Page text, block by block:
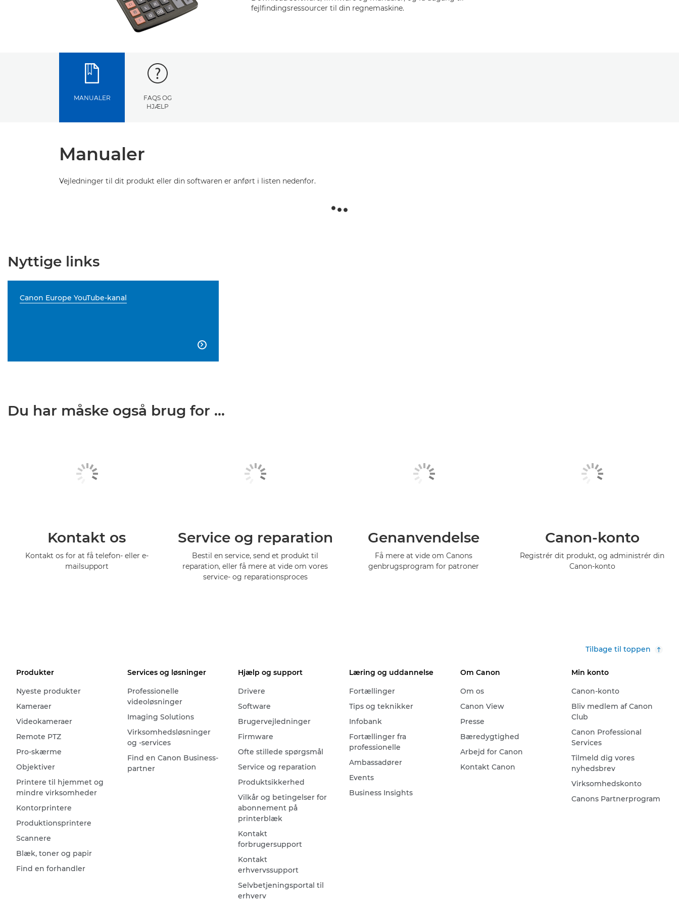
fejlfindingsressourcer til din regnemaskine.
MANUALER
FAQS OG
HJÆLP
Manualer
Vejledninger til dit produkt eller din softwaren er anført i listen nedenfor.
Nyttige links
Canon Europe YouTube-kanal

Du har måske også brug for ...
Kontakt os
Kontakt os for at få telefon- eller e-
mailsupport
Service og reparation
Bestil en service, send et produkt til
reparation, eller få mere at vide om vores
service- og reparationsproces
Genanvendelse
Få mere at vide om Canons
genbrugsprogram for patroner
Canon-konto
Registrér dit produkt, og administrér din
Canon-konto
Tilbage til toppen
Produkter
Nyeste produkter
Kameraer
Videokameraer
Remote PTZ
Pro-skærme
Objektiver
Printere til hjemmet og
mindre virksomheder
Kontorprintere
Produktionsprintere
Scannere
Blæk, toner og papir
Find en forhandler
Services og løsninger
Professionelle
videoløsninger
Imaging Solutions
Virksomhedsløsninger
og -services
Find en Canon Business-
partner
Hjælp og support
Drivere
Software
Brugervejledninger
Firmware
Ofte stillede spørgsmål
Service og reparation
Produktsikkerhed
Vilkår og betingelser for
abonnement på
printerblæk
Kontakt
forbrugersupport
Kontakt
erhvervssupport
Selvbetjeningsportal til
erhverv
Læring og uddannelse
Fortællinger
Tips og teknikker
Infobank
Fortællinger fra
professionelle
Ambassadører
Events
Business Insights
Om Canon
Om os
Canon View
Presse
Bæredygtighed
Arbejd for Canon
Kontakt Canon
Min konto
Canon-konto
Bliv medlem af Canon
Club
Canon Professional
Services
Tilmeld dig vores
nyhedsbrev
Virksomhedskonto
Canons Partnerprogram